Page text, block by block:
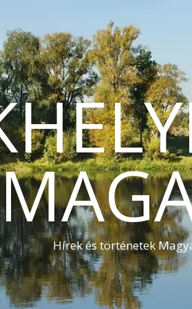
Hírek és történetek